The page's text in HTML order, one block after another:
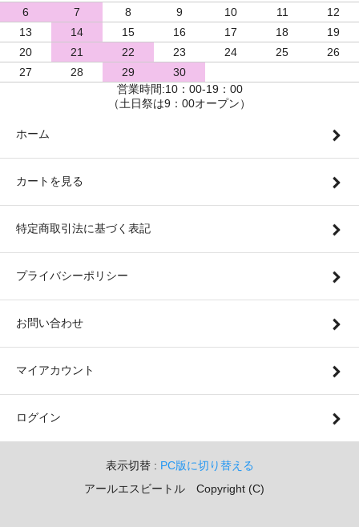
6
7 8 9 10 11
12
13
14 15 16 17 18
19
20
21 22 23 24 25
26
27
28 29
30
営業時間:10：00-19：00
（土日祭は9：00オープン）
ホーム
カートを見る
特定商取引法に基づく表記
プライバシーポリシー
お問い合わせ
マイアカウント
ログイン
表示切替 : PC版に切り替える
アールエスビートル Copyright (C)